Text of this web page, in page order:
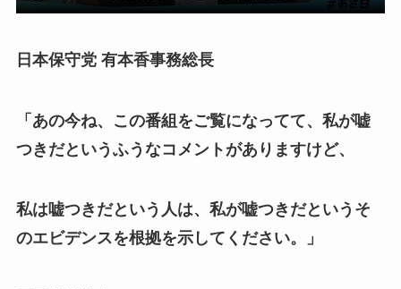
日本保守党 有本香事務総長
「あの今ね、この番組をご覧になってて、私が嘘
つきだというふうなコメントがありますけど、
私は嘘つきだという人は、私が嘘つきだというそ
のエビデンスを根拠を示してください。」